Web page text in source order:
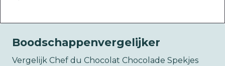
Boodschappenvergelijker
Vergelijk Chef du Chocolat Chocolade Spekjes